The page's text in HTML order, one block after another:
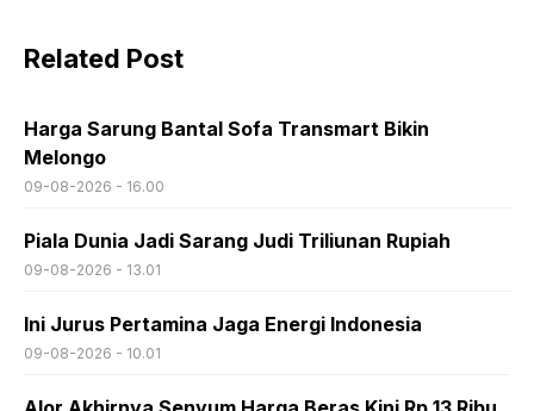
Related Post
Harga Sarung Bantal Sofa Transmart Bikin
Melongo
09-08-2026 - 16.00
Piala Dunia Jadi Sarang Judi Triliunan Rupiah
09-08-2026 - 13.01
Ini Jurus Pertamina Jaga Energi Indonesia
09-08-2026 - 10.01